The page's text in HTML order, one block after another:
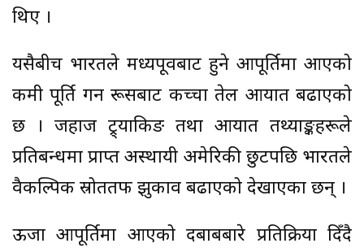
थिए ।
यसैबीच भारतले मध्यपूर्वबाट हुने आपूर्तिमा आएको
कमी पूर्ति गर्न रूसबाट कच्चा तेल आयात बढाएको
छ । जहाज ट्र्याकिङ तथा आयात तथ्याङ्कहरूले
प्रतिबन्धमा प्राप्त अस्थायी अमेरिकी छुटपछि भारतले
वैकल्पिक स्रोततर्फ झुकाव बढाएको देखाएका छन् ।
ऊर्जा आपूर्तिमा आएको दबाबबारे प्रतिक्रिया दिँदै